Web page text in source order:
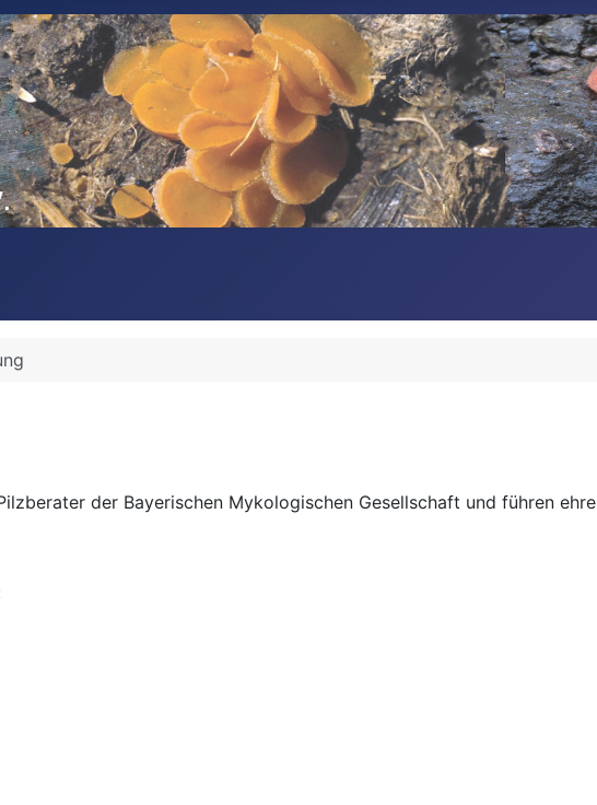
der Bayerischen Mykologischen Gesellschaft und führen